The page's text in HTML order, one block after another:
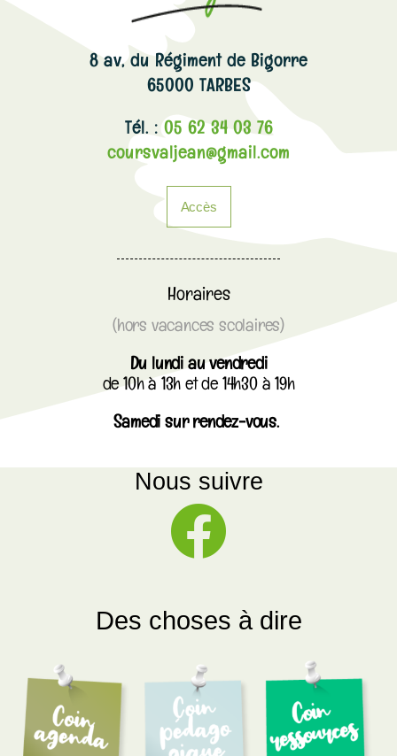
8 av, du Régiment de Bigorre
65000 TARBES
Tél. : 05 62 34 03 76
coursvaljean@gmail.com
Accès
Horaires
(hors vacances scolaires)
Du lundi au vendredi
de 10h à 13h et de 14h30 à 19h
Samedi sur rendez-vous.
Nous suivre
Des choses à dire